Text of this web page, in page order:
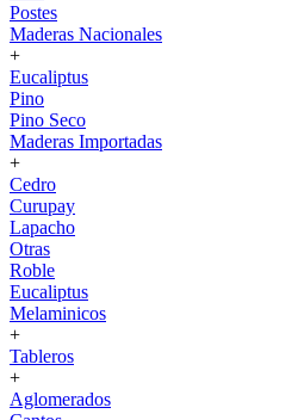
Postes
Maderas Nacionales
+
Eucaliptus
Pino
Pino Seco
Maderas Importadas
+
Cedro
Curupay
Lapacho
Otras
Roble
Eucaliptus
Melaminicos
+
Tableros
+
Aglomerados